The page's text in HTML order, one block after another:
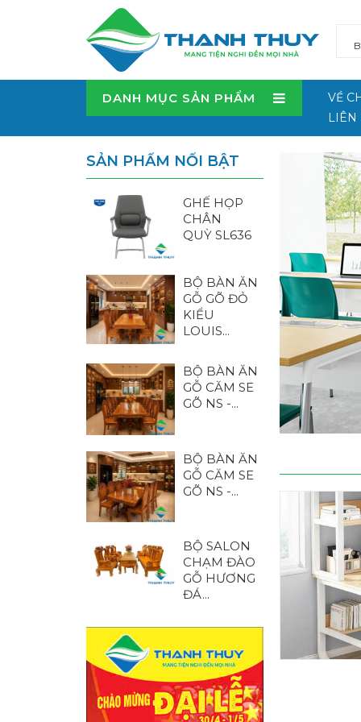
DANH MỤC SẢN PHẨM
VỀ
LIÊN
SẢN PHẨM NỔI BẬT
GHẾ HỌP
CHÂN
QUỲ SL636
BỘ BÀN ĂN
GỖ GÕ ĐỎ
KIỂU
LOUIS...
BỘ BÀN ĂN
GỖ CĂM SE
GÕ NS -...
BỘ BÀN ĂN
GỖ CĂM SE
GÕ NS -...
BỘ SALON
CHẠM ĐÀO
GỖ HƯƠNG
ĐÁ...